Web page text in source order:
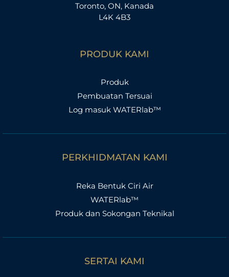
Toronto, ON, Kanada
L4K 4B3
PRODUK KAMI
Produk
Pembuatan Tersuai
Log masuk WATERlab™
PERKHIDMATAN KAMI
Reka Bentuk Ciri Air
WATERlab™
Produk dan Sokongan Teknikal
SERTAI KAMI